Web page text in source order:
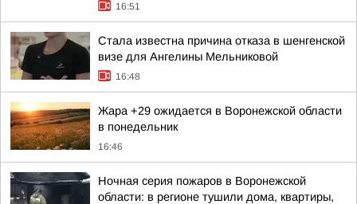
16:51
Стала известна причина отказа в шенгенской
визе для Ангелины Мельниковой
16:48
Жара +29 ожидается в Воронежской области
в понедельник
16:46
Ночная серия пожаров в Воронежской
области: в регионе тушили дома, квартиры,